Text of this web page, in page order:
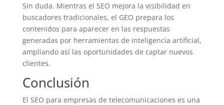
Sin duda. Mientras el SEO mejora la visibilidad en
buscadores tradicionales, el GEO prepara los
contenidos para aparecer en las respuestas
generadas por herramientas de inteligencia artificial,
ampliando así las oportunidades de captar nuevos
clientes.
Conclusión
El SEO para empresas de telecomunicaciones es una